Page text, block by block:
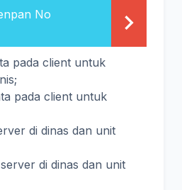
No
pada client untuk
pada client untuk
di dinas dan unit
di dinas dan unit